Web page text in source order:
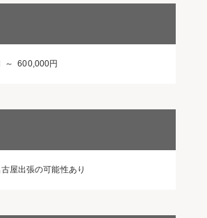
～ 600,000円
屋出張の可能性あり